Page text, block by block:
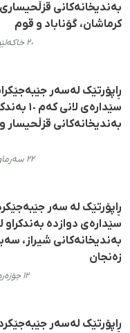
بەندیخانەكانی
كرماشان، گۆناباد و قوم
٢٠ خاکەلێوە ٢٧٢٥، ١٧:٢٧
ڕاپۆرتێک لەسەر
سێدارەی لانی
بەندیخانەکانی قزڵحیسار
٢٢ سەرماوەز ٢٧٢٤، ١١:٥٨
ڕاپۆرتێک لە سەر
سێدارەی دوازدە بەندکراو
بەندیخانەکانی شیراز،
زەنجان
١٢ جۆزەردان ٢٧٢٦، ١١:٥٢
ڕاپۆرتێک لەسەر